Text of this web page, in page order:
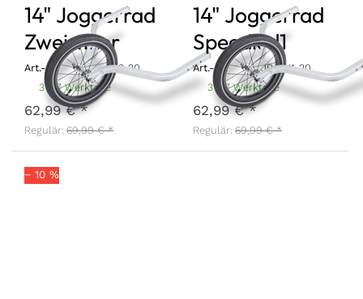
14" Joggerrad
Zweisitzer
Art.-Nr.
JR-2-20
3 - 7 Werktage
62,99 € *
Regulär: 69,99 € *
14" Joggerrad
Speedkid1
Art.-Nr.
JR-SK1-20
3 - 7 Werktage
62,99 € *
Regulär: 69,99 € *
− 10 %